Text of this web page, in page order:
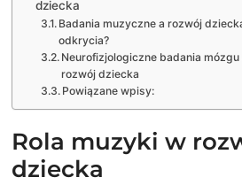
dziecka
Badania muzyczne a rozwój
odkrycia?
Neurofizjologiczne badania mózgu
rozwój dziecka
Powiązane wpisy:
Rola muzyki w
dziecka